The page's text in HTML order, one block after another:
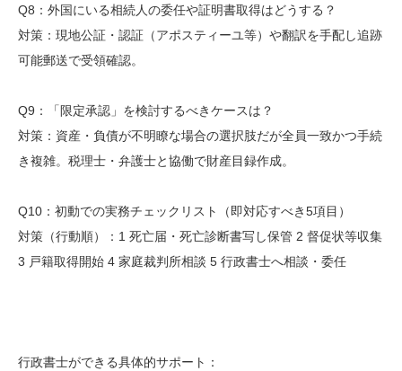
Q8：外国にいる相続人の委任や証明書取得はどうする？
対策：現地公証・認証（アポスティーユ等）や翻訳を手配し追跡
可能郵送で受領確認。
Q9：「限定承認」を検討するべきケースは？
対策：資産・負債が不明瞭な場合の選択肢だが全員一致かつ手続
き複雑。税理士・弁護士と協働で財産目録作成。
Q10：初動での実務チェックリスト（即対応すべき5項目）
対策（行動順）：1 死亡届・死亡診断書写し保管 2 督促状等収集
3 戸籍取得開始 4 家庭裁判所相談 5 行政書士へ相談・委任
行政書士ができる具体的サポート：